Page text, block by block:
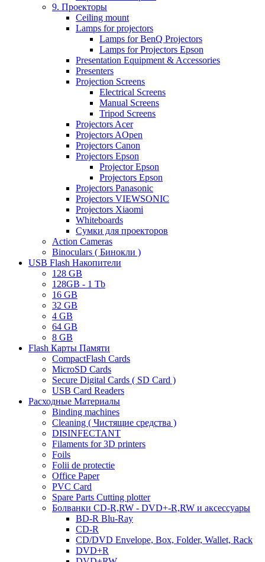
9. Проекторы
Ceiling mount
Lamps for projectors
Lamps for BenQ Projectors
Lamps for Projectors Epson
Presentation Equipment & Accessories
Presenters
Projection Screens
Electrical Screens
Manual Screens
Tripod Screens
Projectors Acer
Projectors AOpen
Projectors Canon
Projectors Epson
Projector Epson
Projectors Epson
Projectors Panasonic
Projectors VIEWSONIC
Projectors Xiaomi
Whiteboards
Сумки для проекторов
Action Cameras
Binoculars ( Бинокли )
USB Flash Накопители
128 GB
128GB - 1 Tb
16 GB
32 GB
4 GB
64 GB
8 GB
Flash Карты Памяти
CompactFlash Cards
MicroSD Cards
Secure Digital Cards ( SD Card )
USB Card Readers
Расходные Материалы
Binding machines
Cleaning ( Чистящие средства )
DISINFECTANT
Filaments for 3D printers
Foils
Folii de protectie
Office Paper
PVC Card
Spare Parts Cutting plotter
Болванки CD-R,RW - DVD+-R,RW и аксессуары
BD-R Blu-Ray
CD-R
CD/DVD Envelope, Box, Folder, Wallet, Rack
DVD+R